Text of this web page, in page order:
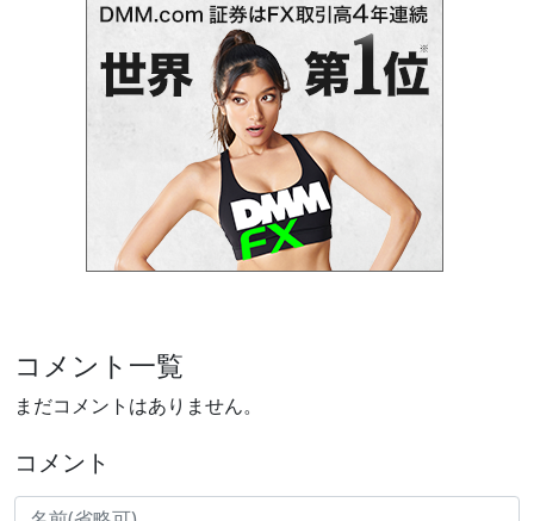
コメント一覧
まだコメントはありません。
コメント